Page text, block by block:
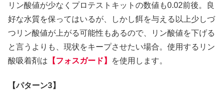
リン酸値が少なくプロテストキットの数値も0.02前後。良
好な水質を保ってはいるが、しかし餌を与える以上少しづ
つリン酸値が上がる可能性もあるので、リン酸値を下げる
と言うよりも、現状をキープさせたい場合。使用するリン
酸吸着剤は 【フォスガード】 を使用します。
【パターン3】